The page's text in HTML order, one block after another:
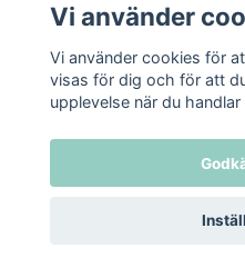
Vi använder
Vi använder cookies för
visas för dig och för att
upplevelse när du